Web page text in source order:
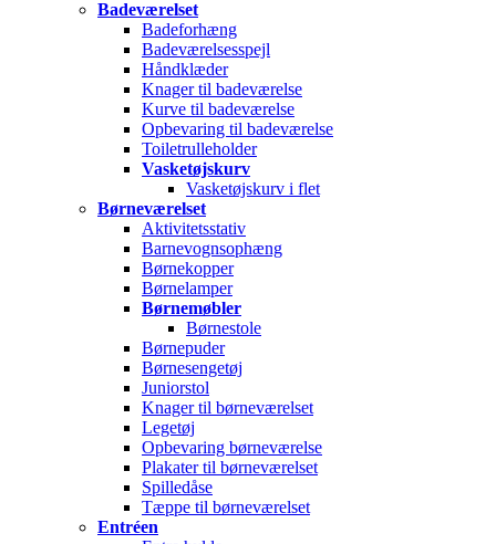
Badeværelset
Badeforhæng
Badeværelsesspejl
Håndklæder
Knager til badeværelse
Kurve til badeværelse
Opbevaring til badeværelse
Toiletrulleholder
Vasketøjskurv
Vasketøjskurv i flet
Børneværelset
Aktivitetsstativ
Barnevognsophæng
Børnekopper
Børnelamper
Børnemøbler
Børnestole
Børnepuder
Børnesengetøj
Juniorstol
Knager til børneværelset
Legetøj
Opbevaring børneværelse
Plakater til børneværelset
Spilledåse
Tæppe til børneværelset
Entréen